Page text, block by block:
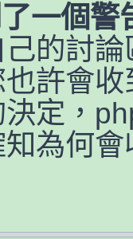
一個警
的討
許會
定，
為何